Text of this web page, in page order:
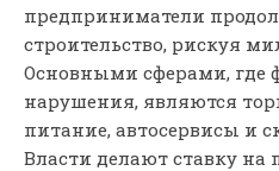
предприниматели
строительство, рискуя
Основными сферами, где
нарушения, являются
питание, автосервисы и
Власти делают ставку на